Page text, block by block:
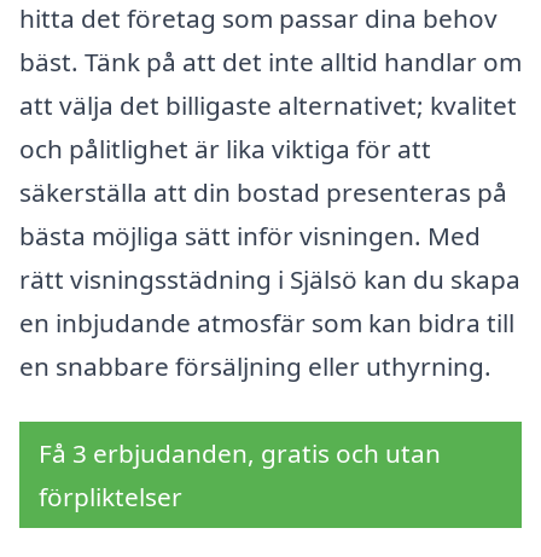
hitta det företag som passar dina behov
bäst. Tänk på att det inte alltid handlar om
att välja det billigaste alternativet; kvalitet
och pålitlighet är lika viktiga för att
säkerställa att din bostad presenteras på
bästa möjliga sätt inför visningen. Med
rätt visningsstädning i Själsö kan du skapa
en inbjudande atmosfär som kan bidra till
en snabbare försäljning eller uthyrning.
Få 3 erbjudanden, gratis och utan
förpliktelser